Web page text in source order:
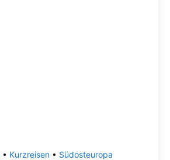
• Kurzreisen • Südosteuropa